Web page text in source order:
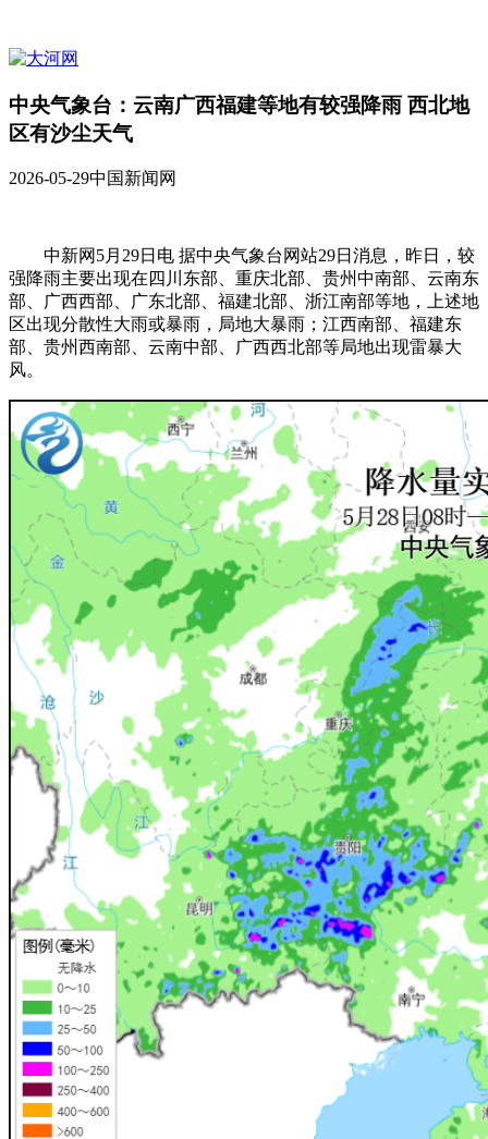
中央气象台：云南广西福建等地有较强降雨 西北地
区有沙尘天气
2026-05-29中国新闻网
中新网5月29日电 据中央气象台网站29日消息，昨日，较
强降雨主要出现在四川东部、重庆北部、贵州中南部、云南东
部、广西西部、广东北部、福建北部、浙江南部等地，上述地
区出现分散性大雨或暴雨，局地大暴雨；江西南部、福建东
部、贵州西南部、云南中部、广西西北部等局地出现雷暴大
风。